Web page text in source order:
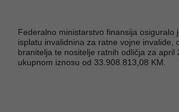
Federalno ministarstvo finansija osiguralo
isplatu invalidnina za ratne vojne invalide,
branitelja te nositelje ratnih odličja za april
ukupnom iznosu od 33.908.813,08 KM.